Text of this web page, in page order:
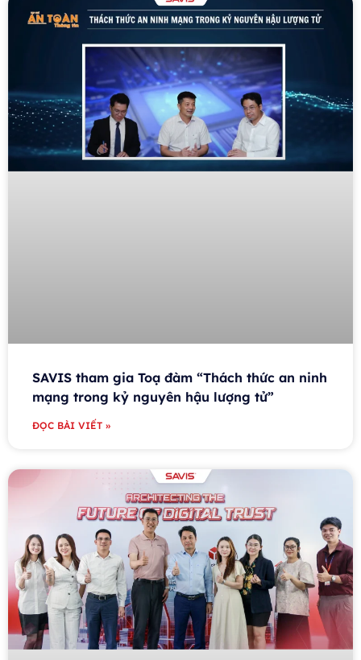
SAVIS tham gia Toạ đàm “Thách thức an ninh
mạng trong kỷ nguyên hậu lượng tử”
ĐỌC BÀI VIẾT »